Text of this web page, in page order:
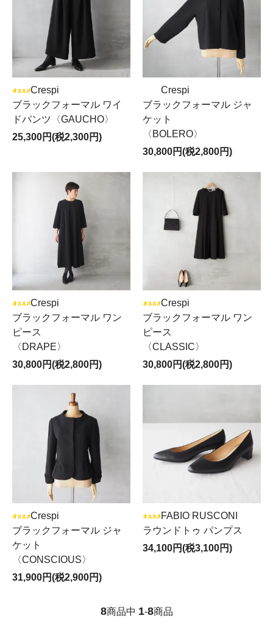
Crespi
ブラックフォーマル ワイ
ドパンツ〈GAUCHO〉
25,300円(税2,300円)
Crespi
ブラックフォーマル ジャ
ケット
〈BOLERO〉
30,800円(税2,800円)
Crespi
ブラックフォーマル ワン
ピース
〈DRAPE〉
30,800円(税2,800円)
Crespi
ブラックフォーマル ワン
ピース
〈CLASSIC〉
30,800円(税2,800円)
Crespi
ブラックフォーマル ジャ
ケット
〈CONSCIOUS〉
31,900円(税2,900円)
FABIO RUSCONI
ラウンドトゥ パンプス
34,100円(税3,100円)
8商品中 1-8商品